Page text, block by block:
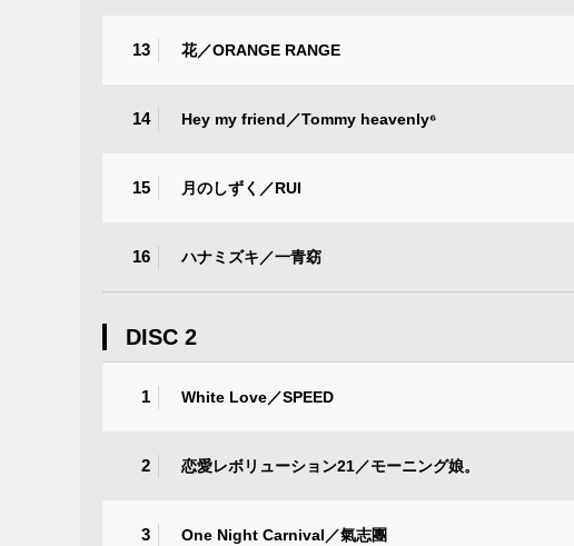
13 花／ORANGE RANGE
14 Hey my friend／Tommy heavenly⁶
15 月のしずく／RUI
16 ハナミズキ／一青窈
DISC 2
1 White Love／SPEED
2 恋愛レボリューション21／モーニング娘。
3 One Night Carnival／氣志團